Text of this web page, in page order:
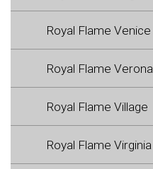
Royal Flame Venice
Royal Flame Verona
Royal Flame Village
Royal Flame Virginia